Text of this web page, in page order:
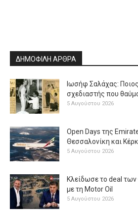
ΔΗΜΟΦΙΛΗ ΑΡΘΡΑ
Ιωσήφ Σαλάχας:
σχεδιαστής που
5 Αυγούστου 2026
Open Days της
Θεσσαλονίκη και
5 Αυγούστου 2026
Κλείδωσε το deal
με τη Μotor Oil
5 Αυγούστου 2026